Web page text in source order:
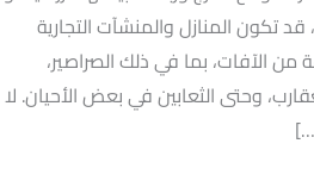
تكون المنازل والمنشآت التجارية
الآفات، بما في ذلك الصراصير،
وحتى الثعابين في بعض الأحيان. لا